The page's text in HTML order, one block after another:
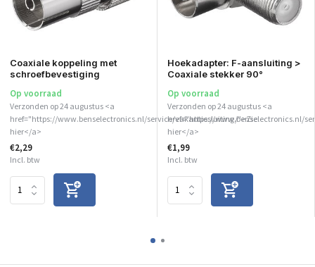
Coaxiale koppeling met
schroefbevestiging
Op voorraad
Verzonden op 24 augustus <a
href="https://www.benselectronics.nl/service/vakantiesluiting/">Zie
hier</a>
€2,29
Incl. btw
Hoekadapter: F-aansluiting >
Coaxiale stekker 90°
Op voorraad
Verzonden op 24 augustus <a
href="https://www.benselectronics.nl/
hier</a>
€1,99
Incl. btw